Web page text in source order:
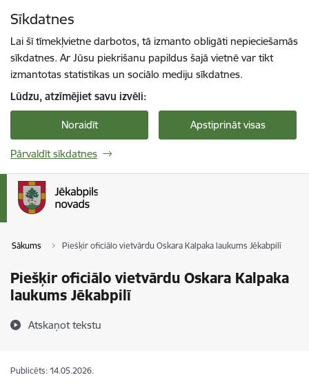
Sīkdatnes
Lai šī tīmekļvietne darbotos, tā izmanto obligāti nepieciešamās
sīkdatnes. Ar Jūsu piekrišanu papildus šajā vietnē var tikt
izmantotas statistikas un sociālo mediju sīkdatnes.
Lūdzu, atzīmējiet savu izvēli:
Noraidīt Apstiprināt visas
Pārvaldīt sīkdatnes
Sākums Piešķir oficiālo vietvārdu Oskara Kalpaka laukums Jēkabpilī
Piešķir oficiālo vietvārdu Oskara Kalpaka
laukums Jēkabpilī
Atskaņot tekstu
Publicēts: 14.05.2026.